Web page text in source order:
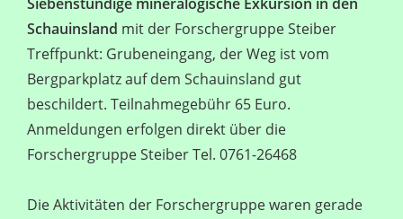
Schauinsland mit der Forschergruppe Steiber
Treffpunkt: Grubeneingang, der Weg ist vom
Bergparkplatz auf dem Schauinsland gut
beschildert. Teilnahmegebühr 65 Euro.
Anmeldungen erfolgen direkt über die
Forschergruppe Steiber Tel. 0761-26468
Die Aktivitäten der Forschergruppe waren gerade